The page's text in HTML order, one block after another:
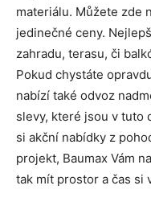
materiálu. Můžete zde
jedinečné ceny.
zahradu, terasu, či
Pokud chystáte
nabízí také odvoz
slevy, které jsou v tuto
si akční nabídky z
projekt, Baumax Vám
tak mít prostor a čas si